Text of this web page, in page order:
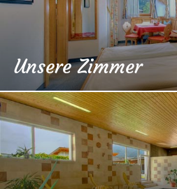
Unsere Zimmer